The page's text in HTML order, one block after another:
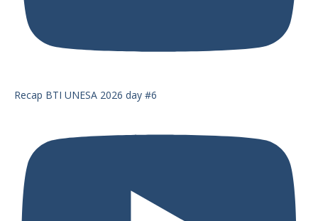
Recap BTI UNESA 2026 day #6